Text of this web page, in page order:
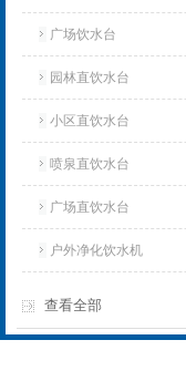
广场饮水台
园林直饮水台
小区直饮水台
喷泉直饮水台
广场直饮水台
户外净化饮水机
查看全部